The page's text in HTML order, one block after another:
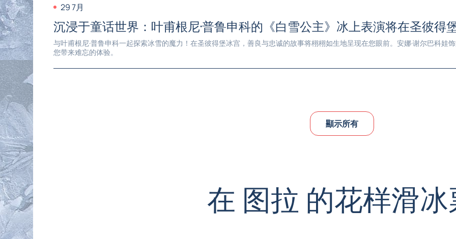
29 7月
沉浸于童话世界：叶甫根尼·普鲁申科的《白雪公主》冰上表演将在圣彼得
与叶甫根尼·普鲁申科一起探索冰雪的魔力！在圣彼得堡冰宫，善良与忠诚的故事将栩栩如生地呈现在您眼前。安娜·谢尔巴科娃
您带来难忘的体验。
顯示所有
在 图拉 的花样滑